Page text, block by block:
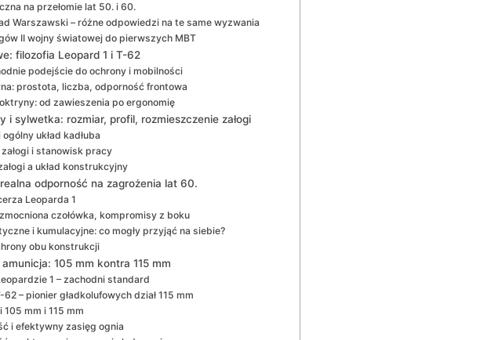
na przełomie lat 50. i 60.
Warszawski – różne odpowiedzi na te same wyzwania
II wojny światowej do pierwszych MBT
filozofia Leopard 1 i T-62
podejście do ochrony i mobilności
prostota, liczba, odporność frontowa
od zawieszenia po ergonomię
i sylwetka: rozmiar, profil, rozmieszczenie załogi
układ kadłuba
i stanowisk pracy
a układ konstrukcyjny
odporność na zagrożenia lat 60.
Leoparda 1
czołówka, kompromisy z boku
i kumulacyjne: co mogły przyjąć na siebie?
obu konstrukcji
amunicja: 105 mm kontra 115 mm
1 – zachodni standard
– pionier gładkolufowych dział 115 mm
105 mm i 115 mm
i efektywny zasięg ognia